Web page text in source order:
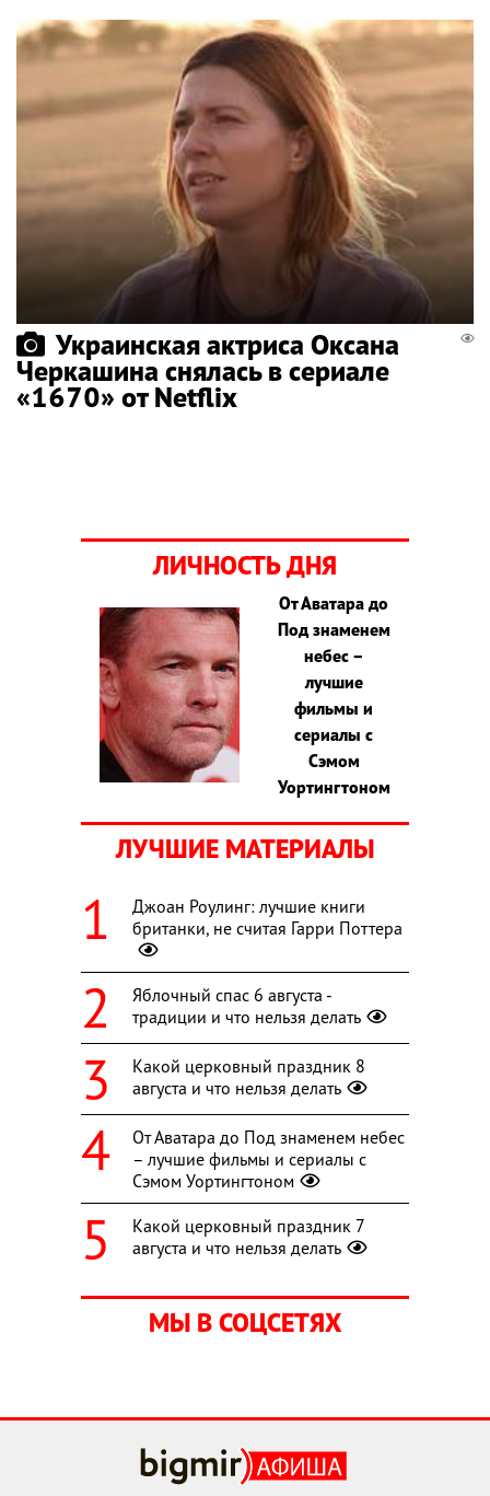
Украинская актриса Оксана
Черкашина снялась в сериале
«1670» от Netflix
ЛИЧНОСТЬ ДНЯ
От Аватара до
Под знаменем
небес –
лучшие
фильмы и
сериалы с
Сэмом
Уортингтоном
ЛУЧШИЕ МАТЕРИАЛЫ
Джоан Роулинг: лучшие книги
британки, не считая Гарри Поттера
Яблочный спас 6 августа -
традиции и что нельзя делать
Какой церковный праздник 8
августа и что нельзя делать
От Аватара до Под знаменем небес
– лучшие фильмы и сериалы с
Сэмом Уортингтоном
Какой церковный праздник 7
августа и что нельзя делать
МЫ В СОЦСЕТЯХ